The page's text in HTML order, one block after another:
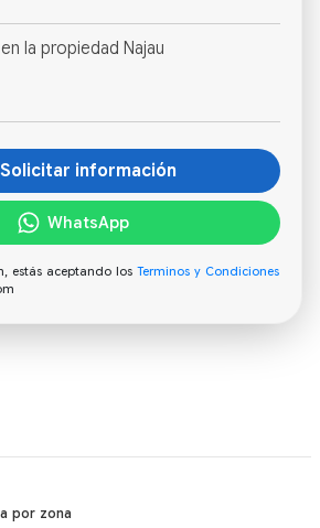
Solicitar información
WhatsApp
estás aceptando los Terminos y Condiciones
por zona